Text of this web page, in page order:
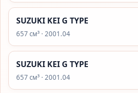
SUZUKI KEI G TYPE
657 см³ · 2001.04
SUZUKI KEI G TYPE
657 см³ · 2001.04